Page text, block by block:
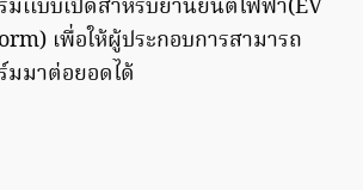
มเเบบเปิดสำหรับยานยนต์ไฟฟ้า(EV
เพื่อให้ผู้ประกอบการสามารถ
มมาต่อยอดได้